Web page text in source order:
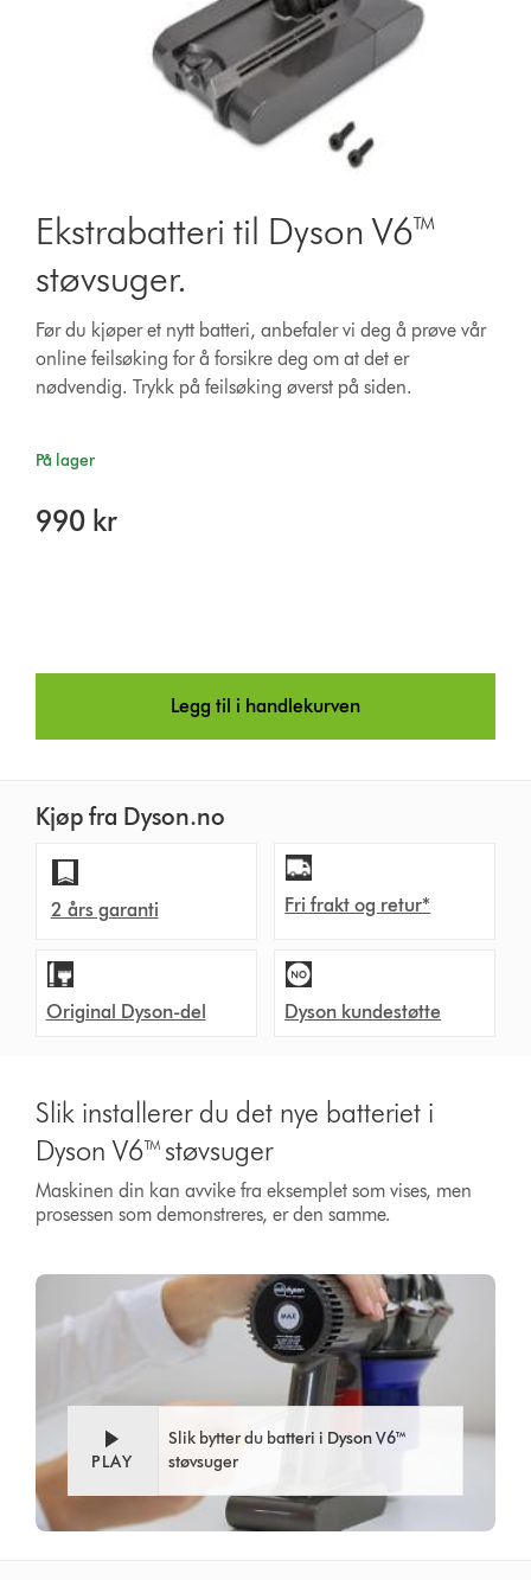
Ekstrabatteri til Dyson V6™
støvsuger.
Før du kjøper et nytt batteri, anbefaler vi deg å prøve vår
online feilsøking for å forsikre deg om at det er
nødvendig. Trykk på feilsøking øverst på siden.
På lager
990 kr
Legg til i handlekurven
Kjøp fra Dyson.no
2 års garanti Fri frakt og retur*
Original Dyson-del Dyson kundestøtte
Slik installerer du det nye batteriet i
Dyson V6™ støvsuger
Maskinen din kan avvike fra eksemplet som vises, men
prosessen som demonstreres, er den samme.
PLAY
Slik bytter du batteri i Dyson V6™
støvsuger